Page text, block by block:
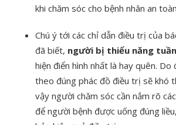
khi chăm sóc cho bệnh nhân an
Chú ý tới các chỉ dẫn điều trị của
đã biết, người bị thiểu năng
hiện điển hình nhất là hay quên.
theo đúng phác đồ điều trị sẽ khó
vậy người chăm sóc cần nắm rõ
để người bệnh được uống đúng